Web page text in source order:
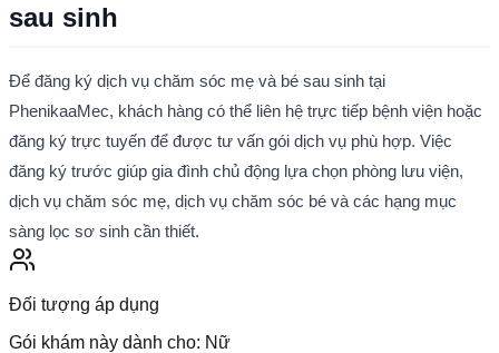
sau sinh
Để đăng ký dịch vụ chăm sóc mẹ và bé sau sinh tại
PhenikaaMec, khách hàng có thể liên hệ trực tiếp bệnh viện hoặc
đăng ký trực tuyến để được tư vấn gói dịch vụ phù hợp. Việc
đăng ký trước giúp gia đình chủ động lựa chọn phòng lưu viện,
dịch vụ chăm sóc mẹ, dịch vụ chăm sóc bé và các hạng mục
sàng lọc sơ sinh cần thiết.
Đối tượng áp dụng
Gói khám này dành cho: Nữ